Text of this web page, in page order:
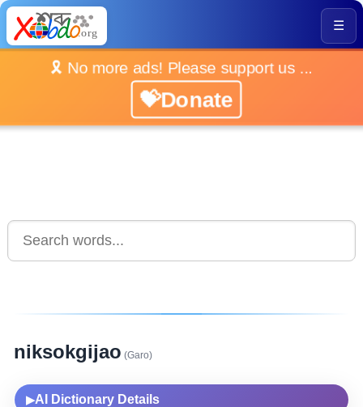
☰
🎗️ No more ads! Please support us ...
💝Donate
niksokgijao (Garo)
▶AI Dictionary Details